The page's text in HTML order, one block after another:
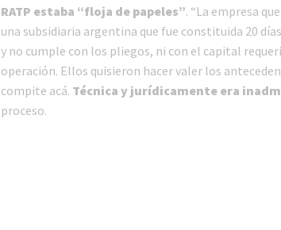
RATP estaba “floja de papeles”. “La empresa
una subsidiaria argentina que fue constituida 20
y no cumple con los pliegos, ni con el capital
operación. Ellos quisieron hacer valer los
compite acá. Técnica y jurídicamente era
proceso.